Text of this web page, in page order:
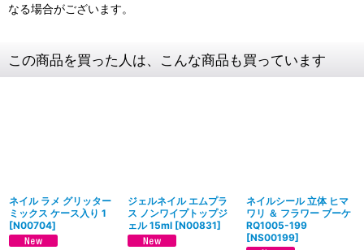
なる場合がございます。
この商品を買った人は、こんな商品も買っています
ネイル ラメ グリッター
ミックス ケース入り 1
[N00704]
ジェルネイル エムプラ
ス ノンワイプトップジ
ェル 15ml [N00831]
ネイルシール 立体 ヒマ
ワリ ＆ フラワー ブーケ
RQ1005-199
[NS00199]